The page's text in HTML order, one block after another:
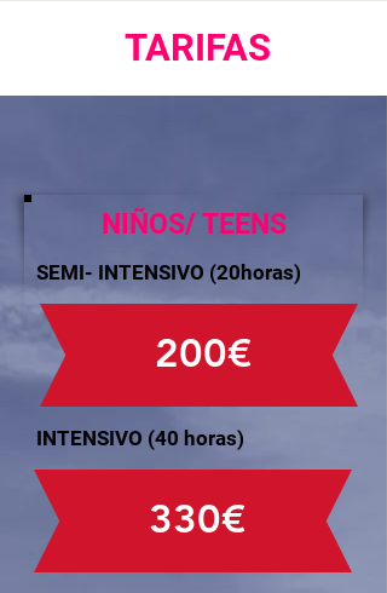
TARIFAS
NIÑOS/ TEENS
SEMI- INTENSIVO (20horas)
200€
INTENSIVO (40 horas)
330€